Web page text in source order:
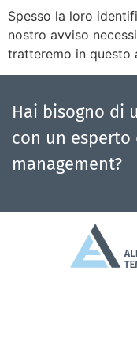
Spesso la loro
nostro avviso
tratteremo in questo
Hai bisogno di
con un esperto
management?